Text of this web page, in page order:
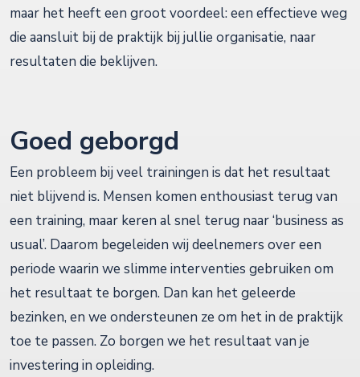
maar het heeft een groot voordeel: een effectieve weg
die aansluit bij de praktijk bij jullie organisatie, naar
resultaten die beklijven.
Goed geborgd
Een probleem bij veel trainingen is dat het resultaat
niet blijvend is. Mensen komen enthousiast terug van
een training, maar keren al snel terug naar ‘business as
usual’. Daarom begeleiden wij deelnemers over een
periode waarin we slimme interventies gebruiken om
het resultaat te borgen. Dan kan het geleerde
bezinken, en we ondersteunen ze om het in de praktijk
toe te passen. Zo borgen we het resultaat van je
investering in opleiding.